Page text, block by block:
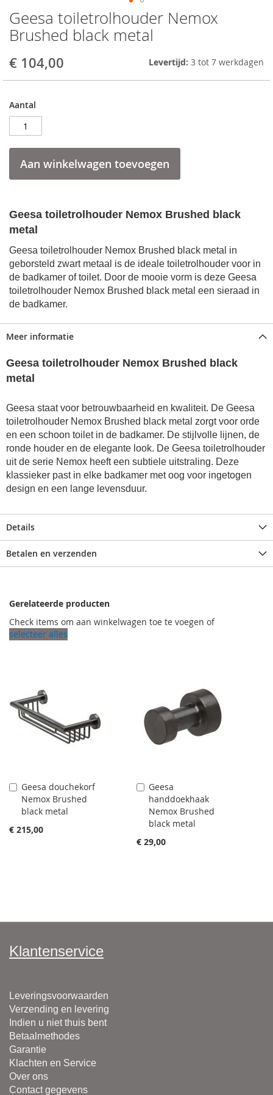
Geesa toiletrolhouder Nemox
Brushed black metal
€ 104,00 Levertijd: 3 tot 7 werkdagen
Aantal
Aan winkelwagen toevoegen
Geesa toiletrolhouder Nemox Brushed black
metal
Geesa toiletrolhouder Nemox Brushed black metal in
geborsteld zwart metaal is de ideale toiletrolhouder voor in
de badkamer of toilet. Door de mooie vorm is deze Geesa
toiletrolhouder Nemox Brushed black metal een sieraad in
de badkamer.
Skip
to
the
of
gallery
Meer informatie
Geesa toiletrolhouder Nemox Brushed black
metal
Geesa staat voor betrouwbaarheid en kwaliteit. De Geesa
toiletrolhouder Nemox Brushed black metal zorgt voor orde
en een schoon toilet in de badkamer. De stijlvolle lijnen, de
ronde houder en de elegante look. De Geesa toiletrolhouder
uit de serie Nemox heeft een subtiele uitstraling. Deze
klassieker past in elke badkamer met oog voor ingetogen
design en een lange levensduur.
Details
Betalen en verzenden
Gerelateerde producten
Check items om aan winkelwagen toe te voegen of
selecteer alles
Geesa douchekorf
Nemox Brushed
black metal
€ 215,00
Aan
winkelwagen
toevoegen
Geesa
handdoekhaak
Nemox Brushed
black metal
€ 29,00
Aan
winkelwagen
toevoegen
Klantenservice
Leveringsvoorwaarden
Verzending en levering
Indien u niet thuis bent
Betaalmethodes
Garantie
Klachten en Service
Over ons
Contact gegevens